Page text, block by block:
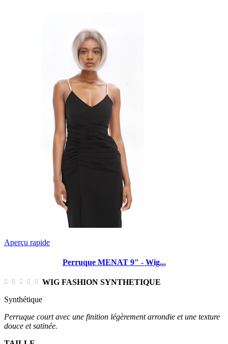
Aperçu rapide
Perruque MENAT 9" - Wig...
WIG FASHION SYNTHETIQUE
Synthétique
Perruque court avec une finition légèrement arrondie et une texture
douce et satinée.